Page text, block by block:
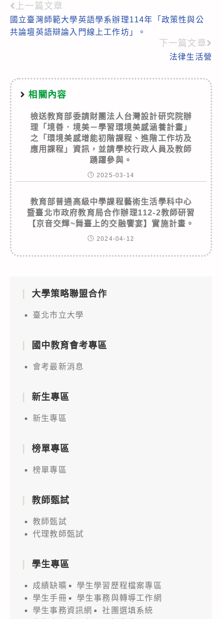
Read
more
上一篇文章
國立臺灣師範大學英語學系辦理114年「政策性與公
共論壇英語辯論入門線上工作坊」。
下一篇文章
法律生活營
相關內容
檢送教育部委請財團法人台灣設計研究院辦
理「境善．境美－學習環境美感涵養計畫」
之「環境美感增能初階課程、進階工作坊及
應用課程」資訊，並請學校行政人員及教師
踴躍參與。
2025-03-14
教育部普通高級中學課程藝術生活學科中心
暨臺北市政府教育局合作辦理112-2教師研習
【京音交輝~舞臺上的交融饗宴】實施計畫。
2024-04-12
大學策略聯盟合作
臺北市立大學
國中教育會考專區
會考最新消息
新生專區
新生專區
榜單專區
榜單專區
教師甄試
教師甄試
代理教師甄試
學生專區
成績缺曠
學生學習歷程檔案專區
學生手冊
學生事務與轉導工作網
學生事務資訊網
社團選填系統